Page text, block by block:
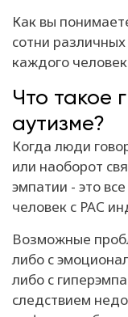
Как вы
сотни
каждого
Что такое
аутизме?
Когда люди
или наоборот
эмпатии - это
человек с РАС
Возможные
либо с
либо с
следствием